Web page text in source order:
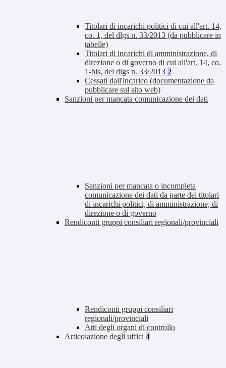
Titolari di incarichi politici di cui all'art. 14,
co. 1, del dlgs n. 33/2013 (da pubblicare in
tabelle)
Titolari di incarichi di amministrazione, di
direzione o di governo di cui all'art. 14, co.
1-bis, del dlgs n. 33/2013 2
Cessati dall'incarico (documentazione da
pubblicare sul sito web)
Sanzioni per mancata comunicazione dei dati
Sanzioni per mancata o incompleta
comunicazione dei dati da parte dei titolari
di incarichi politici, di amministrazione, di
direzione o di governo
Rendiconti gruppi consiliari regionali/provinciali
Rendiconti gruppi consiliari
regionali/provinciali
Atti degli organi di controllo
Articolazione degli uffici 4